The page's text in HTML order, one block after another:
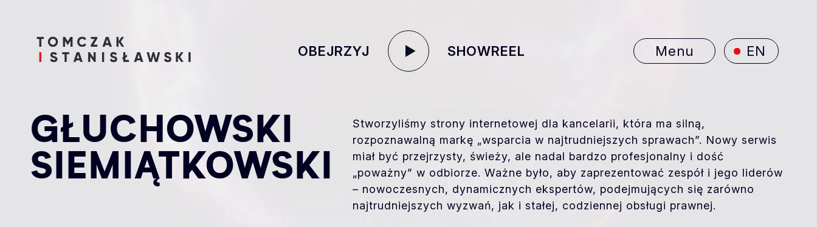
Menu EN
OBEJRZYJ SHOWREEL
GŁUCHOWSKI
SIEMIĄTKOWSKI
Stworzyliśmy strony internetowej dla kancelarii, która ma silną,
rozpoznawalną markę „wsparcia w najtrudniejszych sprawach”. Nowy serwis
miał być przejrzysty, świeży, ale nadal bardzo profesjonalny i dość
„poważny” w odbiorze. Ważne było, aby zaprezentować zespół i jego liderów
– nowoczesnych, dynamicznych ekspertów, podejmujących się zarówno
najtrudniejszych wyzwań, jak i stałej, codziennej obsługi prawnej.